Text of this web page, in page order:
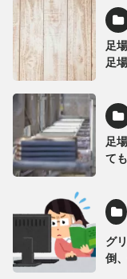
足
足
足
て
グ
倒